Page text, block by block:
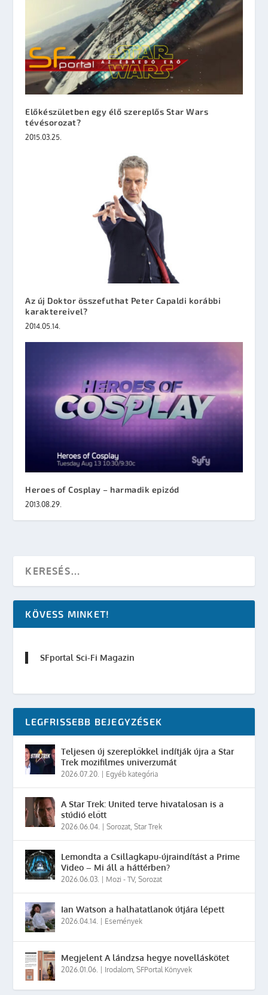
Előkészületben egy élő szereplős Star Wars
tévésorozat?
2015.03.25.
Az új Doktor összefuthat Peter Capaldi korábbi
karaktereivel?
2014.05.14.
Heroes of Cosplay – harmadik epizód
2013.08.29.
KÖVESS MINKET!
SFportal Sci-Fi Magazin
LEGFRISSEBB BEJEGYZÉSEK
Teljesen új szereplőkkel indítják újra a Star
Trek mozifilmes univerzumát
2026.07.20. Egyéb kategória
A Star Trek: United terve hivatalosan is a
stúdió előtt
2026.06.04. |Sorozat,Star Trek
Lemondta a Csillagkapu-újraindítást a Prime
Video – Mi áll a háttérben?
2026.06.03. Mozi - TV,Sorozat
Ian Watson a halhatatlanok útjára lépett
2026.04.14. Események
Megjelent A lándzsa hegye novelláskötet
2026.01.06. Irodalom,SFPortal Könyvek